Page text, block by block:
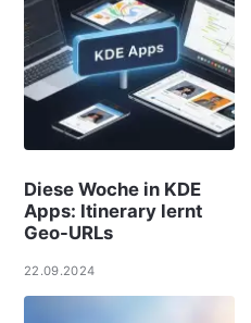
Diese Woche in KDE
Apps: Itinerary lernt
Geo-URLs
22.09.2024